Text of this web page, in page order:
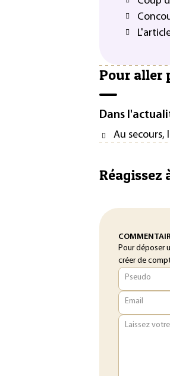
Pour aller
Dans
Au secours,
Réagissez
Pour déposer
créer de
Pseudo
Email
Laissez